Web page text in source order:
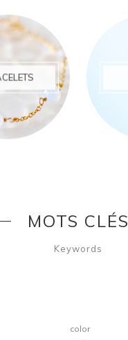
MOTS CLÉS
Keywords
color